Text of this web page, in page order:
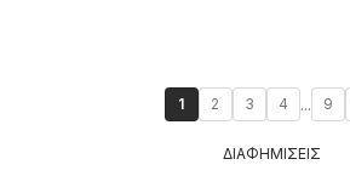
1 2 3 4 ... 9
ΔΙΑΦΗΜΙΣΕΙΣ